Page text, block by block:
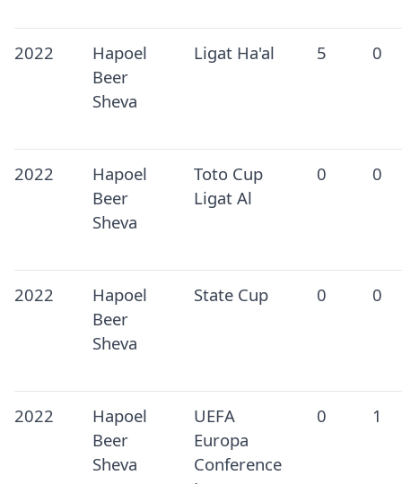
2022
Hapoel
Beer
Sheva
Ligat Ha'al 5 0
2022
Hapoel
Beer
Sheva
Toto Cup
Ligat Al
0 0
2022
Hapoel
Beer
Sheva
State Cup 0 0
2022
Hapoel
Beer
Sheva
UEFA
Europa
Conference
0 1